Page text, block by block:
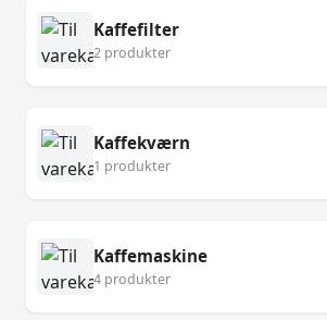
Kaffefilter
2 produkter
Kaffekværn
1 produkter
Kaffemaskine
4 produkter